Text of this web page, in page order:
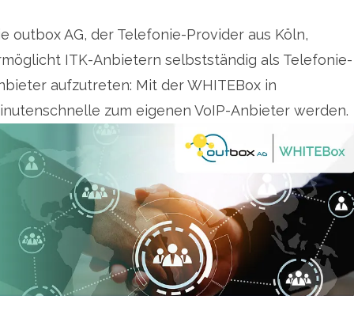
outbox AG, der Telefonie-Provider aus Köln,
ITK-Anbietern selbstständig als Telefonie-
aufzutreten: Mit der WHITEBox in
zum eigenen VoIP-Anbieter werden.